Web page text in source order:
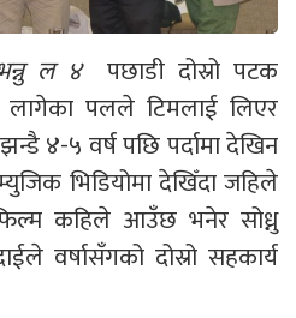
ल ४पछाडी दोस्रो पटक
लागेका पलले टिमलाई लिएर
४-५ वर्ष पछि पर्दामा देखिन
भिडियोमा देखिँदा जहिले
कहिले आउँछ भनेर सोध्नु
वर्षासँगको दोस्रो सहकार्य